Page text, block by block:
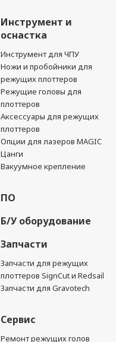
Инструмент и
оснастка
Инструмент для ЧПУ
Ножи и пробойники для
режущих плоттеров
Режущие головы для
плоттеров
Аксессуары для режущих
плоттеров
Опции для лазеров MAGIC
Цанги
Вакуумное крепление
ПО
Б/У оборудование
Запчасти
Запчасти для режущих
плоттеров SignCut и Redsail
Запчасти для Gravotech
Сервис
Ремонт режущих голов